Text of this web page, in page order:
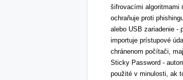
šifrovacími algoritmami
ochraňuje proti
alebo USB zariadenie -
importuje prístupové
chránenom počítači,
Sticky Password -
použité v minulosti, ak